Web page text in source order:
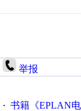
举报
· 书籍《EPLAN